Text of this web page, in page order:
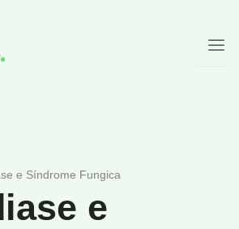
e Síndrome Fungica
e